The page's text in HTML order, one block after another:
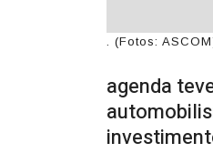
. (Fotos:
agenda